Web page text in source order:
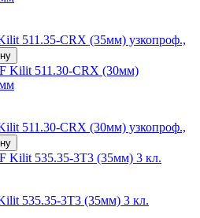
511.35-CRX (35мм) узкопроф.,
511.30-CRX (30мм) узкопроф.,
535.35-3T3 (35мм) 3 кл.